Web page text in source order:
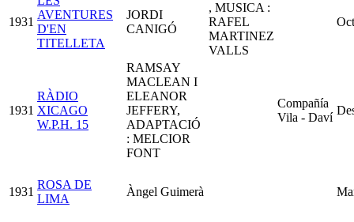
1931
AVENTURES
D'EN
TITELLETA
JORDI
CANIGÓ
, MUSICA :
RAFEL
MARTINEZ
VALLS
1931
RÀDIO
XICAGO
W.P.H. 15
RAMSAY
MACLEAN I
ELEANOR
JEFFERY,
ADAPTACIÓ
: MELCIOR
FONT
Compañía
Vila - Daví
1931
ROSA DE
LIMA
Àngel Guimerà